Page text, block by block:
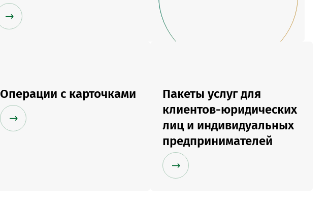
Подробнее
Операции с карточками
Пакеты услуг для
клиентов-юридических
лиц и индивидуальных
предпринимателей